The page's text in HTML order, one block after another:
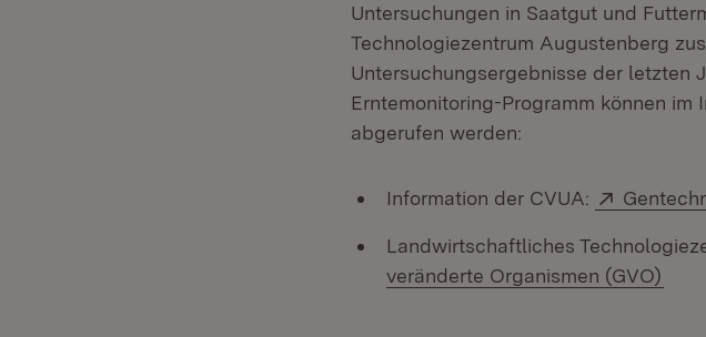
Untersuchungen in Saatgut und
Technologiezentrum Augustenberg
Untersuchungsergebnisse der letzten
Erntemonitoring-Programm können
abgerufen werden:
Information der CVUA: Extern:
Landwirtschaftliches
veränderte Organismen (GVO)